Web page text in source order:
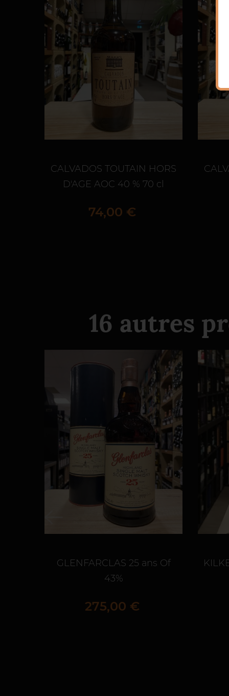
CALVADOS TOUTAIN HORS
D'AGE AOC 40 % 70 cl
Prix
74,00 €
16 autres
GLENFARCLAS 25 ans Of
43%
Prix
275,00 €